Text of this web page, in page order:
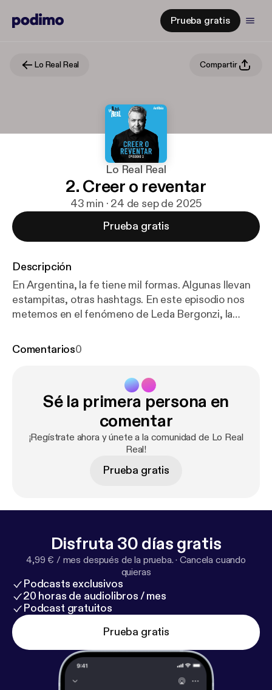
Prueba gratis
Lo Real Real Compartir
Lo Real Real
2. Creer o reventar
43 min · 24 de sep de 2025
Prueba gratis
Descripción
En Argentina, la fe tiene mil formas. Algunas llevan
estampitas, otras hashtags. En este episodio nos
metemos en el fenómeno de Leda Bergonzi, la
de manos y promesas de sanación. Vamos a una de
encuentran) quienes creen. Créditos:Host: Cristian
AlarcónProducción ejecutiva: Tomás Pérez
Vizzón.Guión: Julia Muriel DominzainProducción
periodística: Florencia Alcaraz Diseño de sonido:
Mateo CorráMúsica original: Gastón AbulafiaArte
Alejandra López Administración: Ana Laura Fortuzzi
Comentarios0
Sé la primera persona en
comentar
¡Regístrate ahora y únete a la comunidad de Lo Real
Real!
Prueba gratis
Disfruta 30 días gratis
4,99 € / mes después de la prueba. ·Cancela cuando
quieras
Podcasts exclusivos
20 horas de audiolibros / mes
Podcast gratuitos
Prueba gratis